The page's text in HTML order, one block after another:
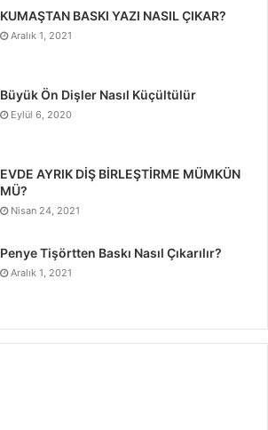
KUMAŞTAN BASKI YAZI NASIL ÇIKAR?
Aralık 1, 2021
Büyük Ön Dişler Nasıl Küçültülür
Eylül 6, 2020
EVDE AYRIK DİŞ BİRLEŞTİRME MÜMKÜN
MÜ?
Nisan 24, 2021
Penye Tişörtten Baskı Nasıl Çıkarılır?
Aralık 1, 2021